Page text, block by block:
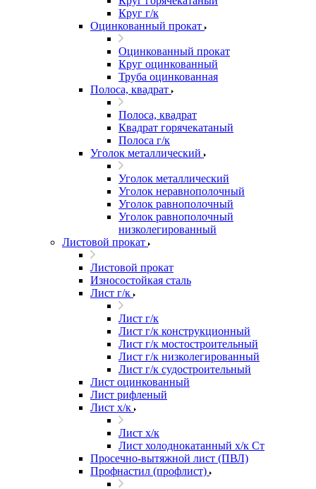
Круг г/к
Оцинкованный прокат
Оцинкованный прокат
Круг оцинкованный
Труба оцинкованная
Полоса, квадрат
Полоса, квадрат
Квадрат горячекатаный
Полоса г/к
Уголок металлический
Уголок металлический
Уголок неравнополочный
Уголок равнополочный
Уголок равнополочный
низколегированный
Листовой прокат
Листовой прокат
Износостойкая сталь
Лист г/к
Лист г/к
Лист г/к конструкционный
Лист г/к мостостроительный
Лист г/к низколегированный
Лист г/к судостроительный
Лист оцинкованный
Лист рифленый
Лист х/к
Лист х/к
Лист холоднокатанный х/к Ст
Просечно-вытяжной лист (ПВЛ)
Профнастил (профлист)